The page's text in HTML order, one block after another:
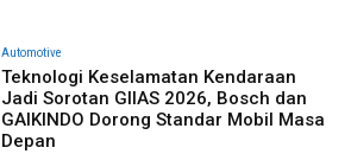
Automotive
Teknologi Keselamatan Kendaraan
Jadi Sorotan GIIAS 2026, Bosch dan
GAIKINDO Dorong Standar Mobil Masa
Depan